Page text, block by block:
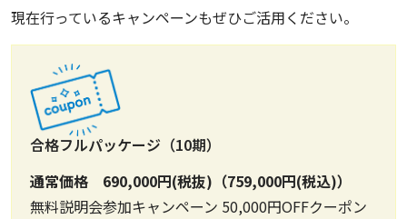
現在行っているキャンペーンもぜひご活用ください。
合格フルパッケージ（10期）
通常価格 690,000円(税抜)（759,000円(税込)）
無料説明会参加キャンペーン 50,000円OFFクーポン